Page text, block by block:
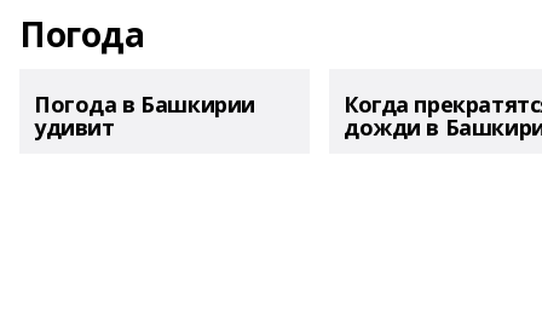
Погода
Погода в Башкирии
удивит
Когда
дожди в